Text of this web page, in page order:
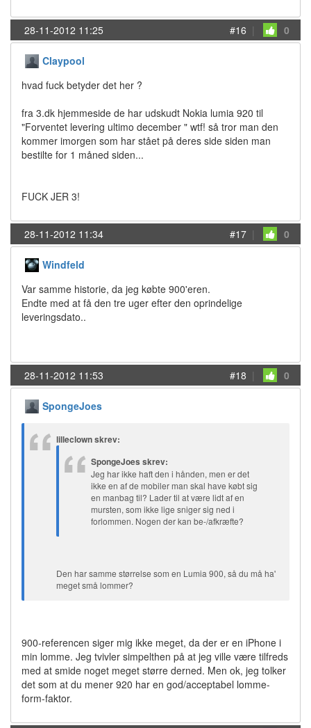
28-11-2012 11:25 #16 | 0
Claypool
hvad fuck betyder det her ?
fra 3.dk hjemmeside de har udskudt Nokia lumia 920 til
"Forventet levering ultimo december " wtf! så tror man den
kommer imorgen som har stået på deres side siden man
bestilte for 1 måned siden...
FUCK JER 3!
28-11-2012 11:34 #17 | 0
Windfeld
Var samme historie, da jeg købte 900'eren.
Endte med at få den tre uger efter den oprindelige
leveringsdato..
28-11-2012 11:53 #18 | 0
SpongeJoes
lilleclown skrev:
SpongeJoes skrev:
Jeg har ikke haft den i hånden, men er det
ikke en af de mobiler man skal have købt sig
en manbag til? Lader til at være lidt af en
mursten, som ikke lige sniger sig ned i
forlommen. Nogen der kan be-/afkræfte?
Den har samme størrelse som en Lumia 900, så du må ha'
meget små lommer?
900-referencen siger mig ikke meget, da der er en iPhone i
min lomme. Jeg tvivler simpelthen på at jeg ville være tilfreds
med at smide noget meget større derned. Men ok, jeg tolker
det som at du mener 920 har en god/acceptabel lomme-
form-faktor.